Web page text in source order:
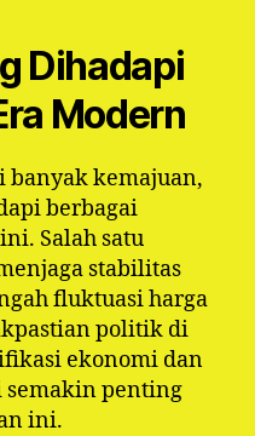
Dihadapi
Modern
banyak kemajuan,
berbagai
Salah satu
stabilitas
fluktuasi harga
politik di
ekonomi dan
penting
ini.